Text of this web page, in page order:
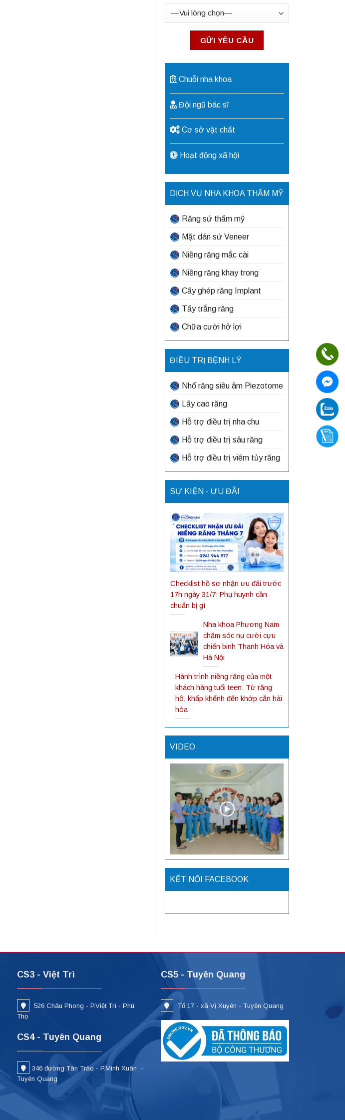
Chuỗi nha khoa
Đội ngũ bác sĩ
Cơ sở vật chất
Hoạt động xã hội
DỊCH VỤ NHA KHOA THẨM MỸ
Răng sứ thẩm mỹ
Mặt dán sứ Veneer
Niềng răng mắc cài
Niềng răng khay trong
Cấy ghép răng Implant
Tẩy trắng răng
Chữa cười hở lợi
ĐIỀU TRỊ BỆNH LÝ
Nhổ răng siêu âm Piezotome
Lấy cao răng
Hỗ trợ điều trị nha chu
Hỗ trợ điều trị sâu răng
Hỗ trợ điều trị viêm tủy răng
SỰ KIỆN - ƯU ĐÃI
Checklist hồ sơ nhận ưu đãi trước
17h ngày 31/7: Phụ huynh cần
chuẩn bị gì
Nha khoa Phương Nam
chăm sóc nụ cười cựu
chiến binh Thanh Hóa và
Hà Nội
Hành trình niềng răng của một
khách hàng tuổi teen: Từ răng
hô, khấp khểnh đến khớp cắn hài
hòa
VIDEO
KẾT NỐI FACEBOOK
CS3 - Việt Trì
526 Châu Phong - P.Việt Trì - Phú
Thọ
CS4 - Tuyên Quang
346 đường Tân Trào - P.Minh Xuân -
Tuyên Quang
CS5 - Tuyên Quang
Tổ 17 - xã Vị Xuyên - Tuyên Quang